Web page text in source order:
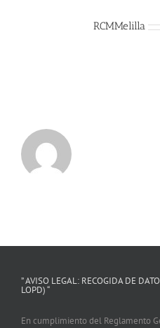
RCMMelilla
” AVISO LEGAL: RECOGIDA DE
LOPD) “
En cumplimiento del Reglamento